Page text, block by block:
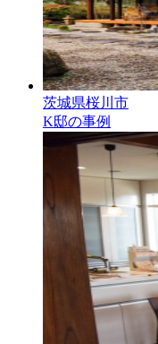
茨城県桜川市
K邸の事例